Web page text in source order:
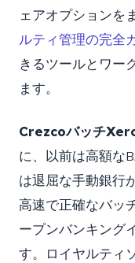
ェアオプションを
ルティ管理の完全
きるツールとワー
ます。
Crezcoバッチ
に、以前は高額な
は退屈な手動銀行
高速で正確なバッ
ープンバンキング
す。ロイヤルティ